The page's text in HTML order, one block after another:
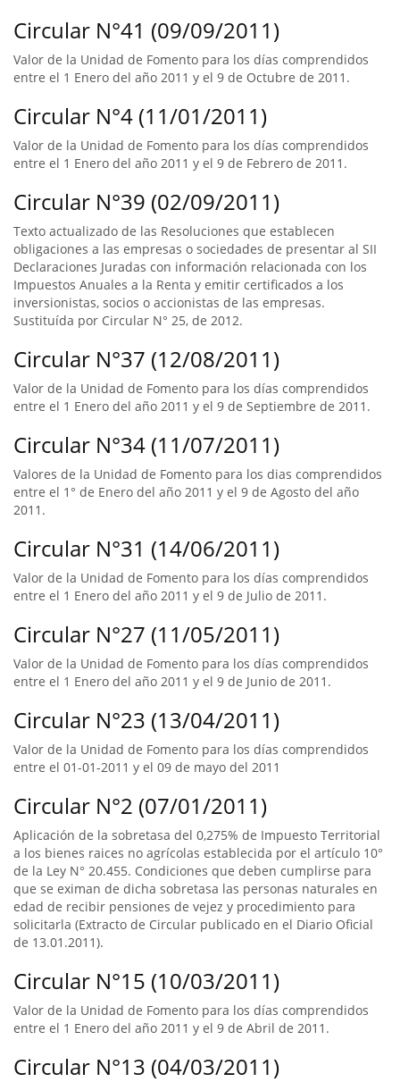
Circular N°41 (09/09/2011)
Valor de la Unidad de Fomento para los días comprendidos
entre el 1 Enero del año 2011 y el 9 de Octubre de 2011.
Circular N°4 (11/01/2011)
Valor de la Unidad de Fomento para los días comprendidos
entre el 1 Enero del año 2011 y el 9 de Febrero de 2011.
Circular N°39 (02/09/2011)
Texto actualizado de las Resoluciones que establecen
obligaciones a las empresas o sociedades de presentar al SII
Declaraciones Juradas con información relacionada con los
Impuestos Anuales a la Renta y emitir certificados a los
inversionistas, socios o accionistas de las empresas.
Sustituída por Circular N° 25, de 2012.
Circular N°37 (12/08/2011)
Valor de la Unidad de Fomento para los días comprendidos
entre el 1 Enero del año 2011 y el 9 de Septiembre de 2011.
Circular N°34 (11/07/2011)
Valores de la Unidad de Fomento para los dias comprendidos
entre el 1° de Enero del año 2011 y el 9 de Agosto del año
2011.
Circular N°31 (14/06/2011)
Valor de la Unidad de Fomento para los días comprendidos
entre el 1 Enero del año 2011 y el 9 de Julio de 2011.
Circular N°27 (11/05/2011)
Valor de la Unidad de Fomento para los días comprendidos
entre el 1 Enero del año 2011 y el 9 de Junio de 2011.
Circular N°23 (13/04/2011)
Valor de la Unidad de Fomento para los días comprendidos
entre el 01-01-2011 y el 09 de mayo del 2011
Circular N°2 (07/01/2011)
Aplicación de la sobretasa del 0,275% de Impuesto Territorial
a los bienes raices no agrícolas establecida por el artículo 10°
de la Ley N° 20.455. Condiciones que deben cumplirse para
que se eximan de dicha sobretasa las personas naturales en
edad de recibir pensiones de vejez y procedimiento para
solicitarla (Extracto de Circular publicado en el Diario Oficial
de 13.01.2011).
Circular N°15 (10/03/2011)
Valor de la Unidad de Fomento para los días comprendidos
entre el 1 Enero del año 2011 y el 9 de Abril de 2011.
Circular N°13 (04/03/2011)